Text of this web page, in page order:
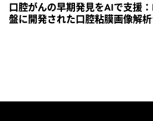
口腔がんの早期発見をAIで支援
盤に開発された口腔粘膜画像解